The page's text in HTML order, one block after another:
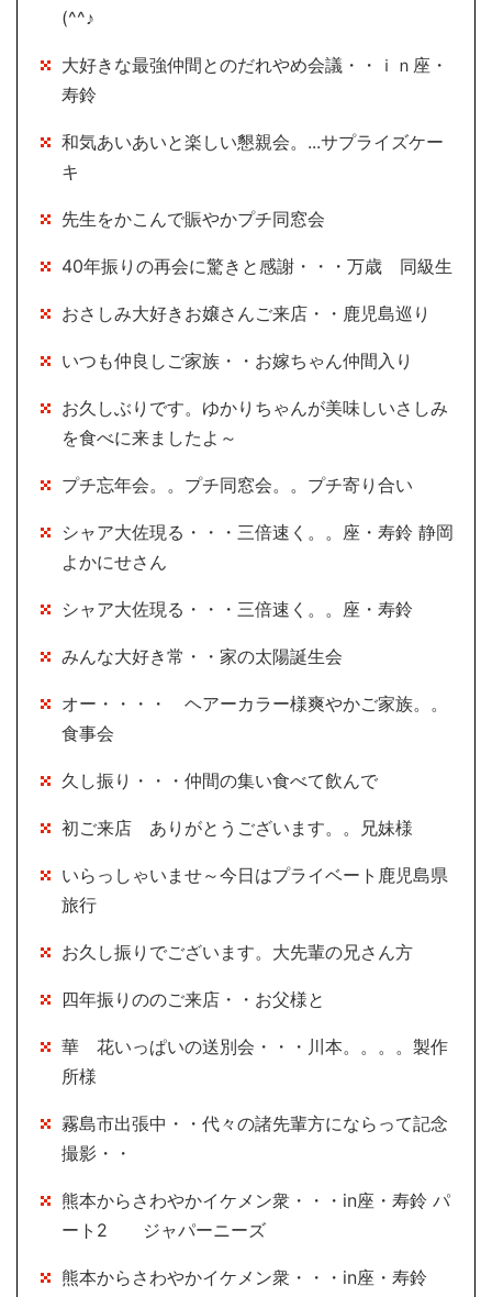
(^^♪
大好きな最強仲間とのだれやめ会議・・ｉｎ座・
寿鈴
和気あいあいと楽しい懇親会。...サプライズケー
キ
先生をかこんで賑やかプチ同窓会
40年振りの再会に驚きと感謝・・・万歳 同級生
おさしみ大好きお嬢さんご来店・・鹿児島巡り
いつも仲良しご家族・・お嫁ちゃん仲間入り
お久しぶりです。ゆかりちゃんが美味しいさしみ
を食べに来ましたよ～
プチ忘年会。。プチ同窓会。。プチ寄り合い
シャア大佐現る・・・三倍速く。。座・寿鈴 静岡
よかにせさん
シャア大佐現る・・・三倍速く。。座・寿鈴
みんな大好き常・・家の太陽誕生会
オー・・・・ ヘアーカラー様爽やかご家族。。
食事会
久し振り・・・仲間の集い食べて飲んで
初ご来店 ありがとうございます。。兄妹様
いらっしゃいませ～今日はプライベート鹿児島県
旅行
お久し振りでございます。大先輩の兄さん方
四年振りののご来店・・お父様と
華 花いっぱいの送別会・・・川本。。。。製作
所様
霧島市出張中・・代々の諸先輩方にならって記念
撮影・・
熊本からさわやかイケメン衆・・・in座・寿鈴 パ
ート2 ジャパーニーズ
熊本からさわやかイケメン衆・・・in座・寿鈴